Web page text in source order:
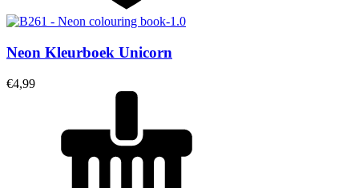
Neon Kleurboek Unicorn
€4,99